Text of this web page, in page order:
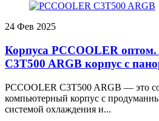
24 Фев 2025
Корпуса PCCOOLER
C3T500 ARGB корпус с
PCCOOLER C3T500 ARGB — это
компьютерный корпус с
системой охлаждения и...